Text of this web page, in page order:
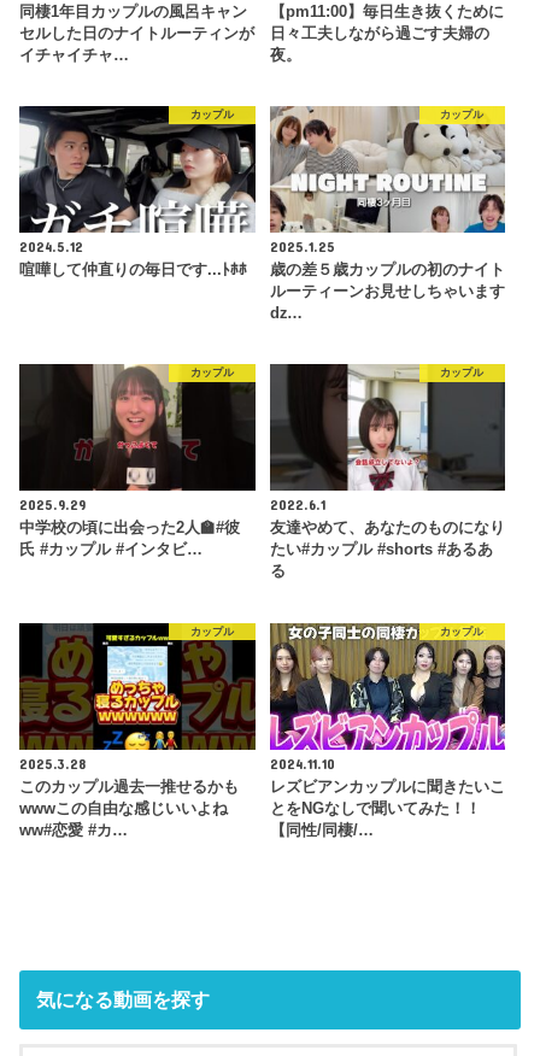
同棲1年目カップルの風呂キャン
セルした日のナイトルーティンが
イチャイチャ…
【pm11:00】毎日生き抜くために
日々工夫しながら過ごす夫婦の
夜。
カップル
2024.5.12
喧嘩して仲直りの毎日です...ﾄﾎﾎ
カップル
2025.1.25
歳の差５歳カップルの初のナイト
ルーティーンお見せしちゃいます
ǳ…
カップル
2025.9.29
中学校の頃に出会った2人🏫#彼
氏 #カップル #インタビ…
カップル
2022.6.1
友達やめて、あなたのものになり
たい#カップル #shorts #あるあ
る
カップル
2025.3.28
このカップル過去一推せるかも
wwwこの自由な感じいいよね
ww#恋愛 #カ…
カップル
2024.11.10
レズビアンカップルに聞きたいこ
とをNGなしで聞いてみた！！
【同性/同棲/…
気になる動画を探す